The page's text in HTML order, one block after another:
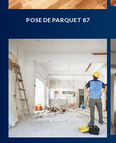
POSE DE PARQUET 87